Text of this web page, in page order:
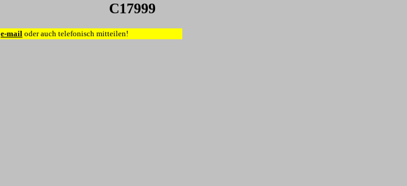
C17999
e-mail oder auch telefonisch mitteilen!